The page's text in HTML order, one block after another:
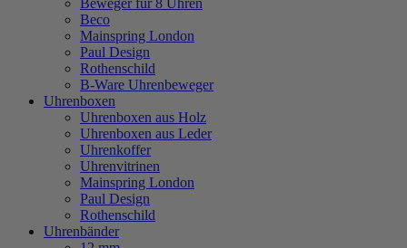
Beweger für 8 Uhren
Beco
Mainspring London
Paul Design
Rothenschild
B-Ware Uhrenbeweger
Uhrenboxen
Uhrenboxen aus Holz
Uhrenboxen aus Leder
Uhrenkoffer
Uhrenvitrinen
Mainspring London
Paul Design
Rothenschild
Uhrenbänder